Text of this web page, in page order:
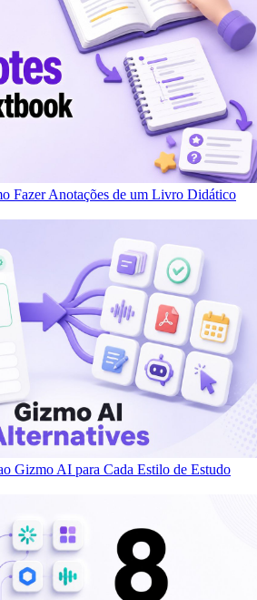
Fazer Anotações de um Livro Didático
Gizmo AI para Cada Estilo de Estudo